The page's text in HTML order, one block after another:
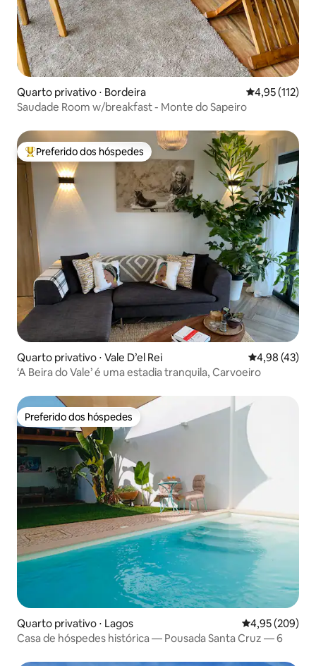
Quarto privativo ⋅ Bordeira 4,95 de uma
4,95 (112)
Saudade Room w/breakfast - Monte do Sapeiro
Entre os melhores preferidos dos hóspedes
Preferido dos hóspedes
Quarto privativo ⋅ Vale D’el Rei 4,98 de uma
4,98 (43)
‘A Beira do Vale’ é uma estadia tranquila, Carvoeiro
Preferido dos hóspedes
Preferido dos hóspedes
Quarto privativo ⋅ Lagos 4,95 de uma
4,95 (209)
Casa de hóspedes histórica — Pousada Santa Cruz — 6